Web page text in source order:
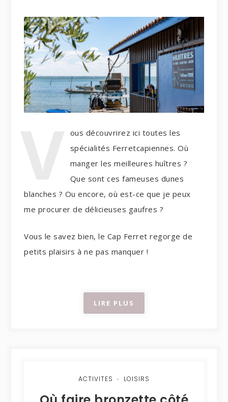
ous découvrirez ici toutes les
spécialités Ferretcapiennes. Où
manger les meilleures huîtres ?
Que sont ces fameuses dunes
blanches ? Ou encore, où est-ce que je peux
me procurer de délicieuses gaufres ?
Vous le savez bien, le Cap Ferret regorge de
petits plaisirs à ne pas manquer !
LIRE PLUS
ACTIVITES LOISIRS